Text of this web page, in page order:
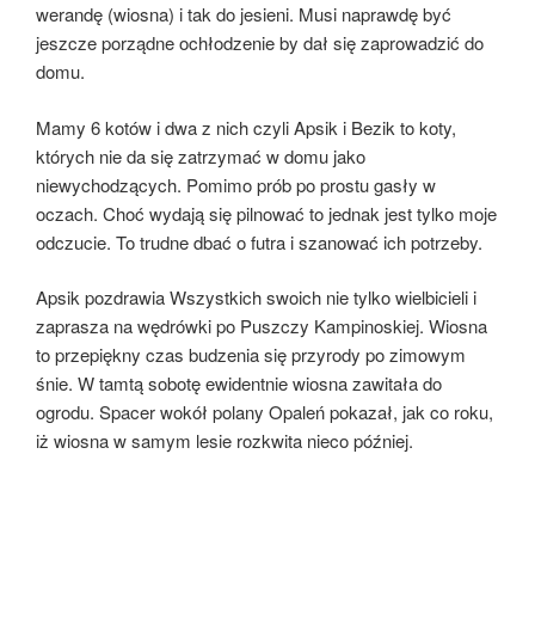
werandę (wiosna) i tak do jesieni. Musi naprawdę być
jeszcze porządne ochłodzenie by dał się zaprowadzić do
domu.
Mamy 6 kotów i dwa z nich czyli Apsik i Bezik to koty,
których nie da się zatrzymać w domu jako
niewychodzących. Pomimo prób po prostu gasły w
oczach. Choć wydają się pilnować to jednak jest tylko moje
odczucie. To trudne dbać o futra i szanować ich potrzeby.
Apsik pozdrawia Wszystkich swoich nie tylko wielbicieli i
zaprasza na wędrówki po Puszczy Kampinoskiej. Wiosna
to przepiękny czas budzenia się przyrody po zimowym
śnie. W tamtą sobotę ewidentnie wiosna zawitała do
ogrodu. Spacer wokół polany Opaleń pokazał, jak co roku,
iż wiosna w samym lesie rozkwita nieco później.